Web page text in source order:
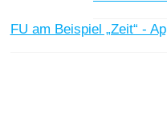
FU am Beispiel „Zeit“ -